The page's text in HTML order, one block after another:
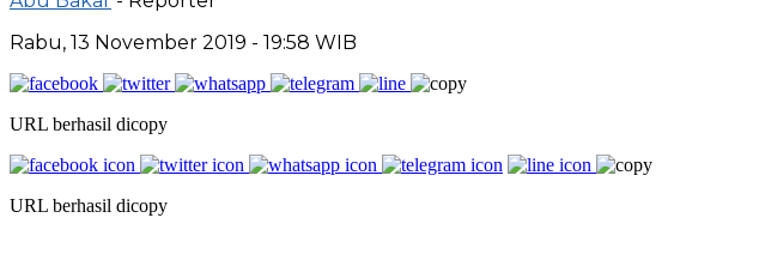
Rabu, 13 November 2019 - 19:58 WIB
URL berhasil dicopy
URL berhasil dicopy